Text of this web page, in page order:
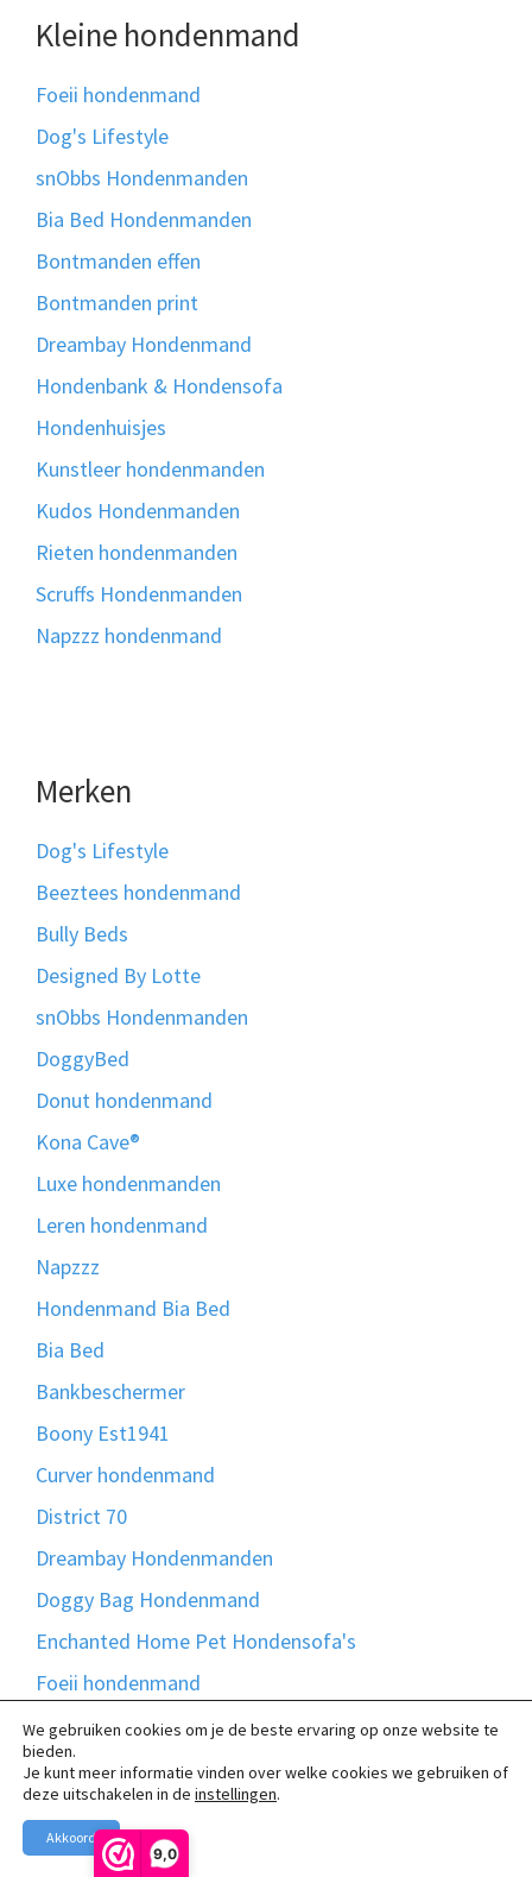
9,0
Kleine hondenmand
Foeii hondenmand
Dog's Lifestyle
snObbs Hondenmanden
Bia Bed Hondenmanden
Bontmanden effen
Bontmanden print
Dreambay Hondenmand
Hondenbank & Hondensofa
Hondenhuisjes
Kunstleer hondenmanden
Kudos Hondenmanden
Rieten hondenmanden
Scruffs Hondenmanden
Napzzz hondenmand
Merken
Dog's Lifestyle
Beeztees hondenmand
Bully Beds
Designed By Lotte
snObbs Hondenmanden
DoggyBed
Donut hondenmand
Kona Cave®
Luxe hondenmanden
Leren hondenmand
Napzzz
Hondenmand Bia Bed
Bia Bed
Bankbeschermer
Boony Est1941
Curver hondenmand
District 70
Dreambay Hondenmanden
Doggy Bag Hondenmand
Enchanted Home Pet Hondensofa's
Foeii hondenmand
Happy House
Exclusieve hondenbanken
Hondenbank & Hondensofa
Hondenmanden Lex & Max
We gebruiken cookies om je de beste ervaring op onze website te
bieden.
Je kunt meer informatie vinden over welke cookies we gebruiken of
deze uitschakelen in de instellingen.
Akkoord